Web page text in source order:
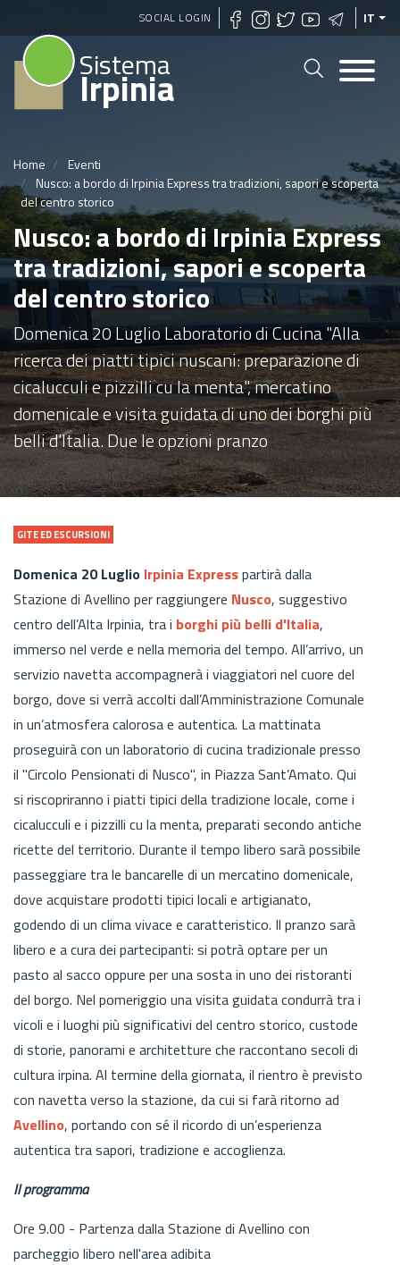
Salta
al
SOCIAL LOGIN IT
Sistema
Irpinia
Home
Eventi
Nusco: a bordo di Irpinia Express tra tradizioni, sapori e scoperta
del centro storico
Nusco: a bordo di Irpinia Express
tra tradizioni, sapori e scoperta
del centro storico
Domenica 20 Luglio Laboratorio di Cucina "Alla
ricerca dei piatti tipici nuscani: preparazione di
cicalucculi e pizzilli cu la menta", mercatino
domenicale e visita guidata di uno dei borghi più
belli d'Italia. Due le opzioni pranzo
GITE ED ESCURSIONI
Domenica 20 Luglio Irpinia Expresspartirà dalla
Stazione di Avellino per raggiungere Nusco, suggestivo
centro dell’Alta Irpinia, tra i borghi più belli d'Italia,
immerso nel verde e nella memoria del tempo. All’arrivo, un
servizio navetta accompagnerà i viaggiatori nel cuore del
borgo, dove si verrà accolti dall’Amministrazione Comunale
in un’atmosfera calorosa e autentica. La mattinata
proseguirà con un laboratorio di cucina tradizionale presso
il "Circolo Pensionati di Nusco", in Piazza Sant’Amato. Qui
si riscopriranno i piatti tipici della tradizione locale, come i
cicalucculi e i pizzilli cu la menta, preparati secondo antiche
ricette del territorio. Durante il tempo libero sarà possibile
passeggiare tra le bancarelle di un mercatino domenicale,
dove acquistare prodotti tipici locali e artigianato,
godendo di un clima vivace e caratteristico. Il pranzo sarà
libero e a cura dei partecipanti: si potrà optare per un
pasto al sacco oppure per una sosta in uno dei ristoranti
del borgo. Nel pomeriggio una visita guidata condurrà tra i
vicoli e i luoghi più significativi del centro storico, custode
di storie, panorami e architetture che raccontano secoli di
cultura irpina. Al termine della giornata, il rientro è previsto
con navetta verso la stazione, da cui si farà ritorno ad
Avellino, portando con sé il ricordo di un’esperienza
autentica tra sapori, tradizione e accoglienza.
Il programma
Ore 9.00 - Partenza dalla Stazione di Avellino con
parcheggio libero nell'area adibita